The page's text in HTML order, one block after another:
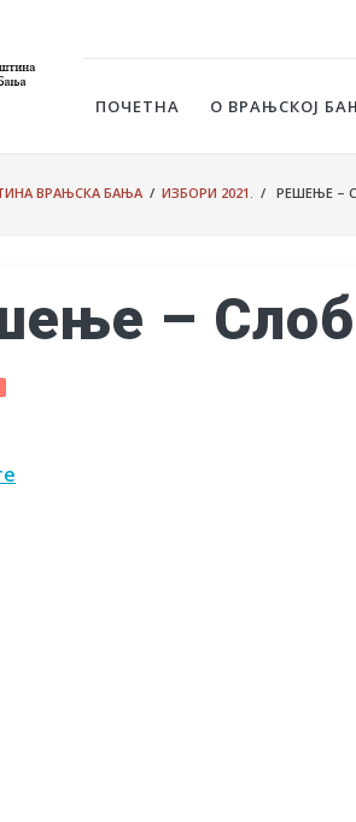
ПОЧЕТНА О ВРАЊСКОЈ
ВРАЊСКА БАЊА / ИЗБОРИ 2021. / РЕШЕЊЕ –
–